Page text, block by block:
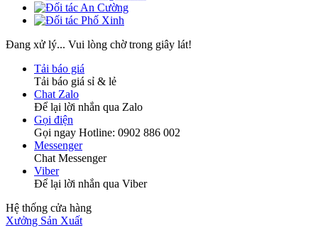
Đang xử lý... Vui lòng chờ trong giây lát!
Tải báo giá
Tải báo giá sỉ & lẻ
Chat Zalo
Để lại lời nhắn qua Zalo
Gọi điện
Gọi ngay Hotline: 0902 886 002
Messenger
Chat Messenger
Viber
Để lại lời nhắn qua Viber
Hệ thống cửa hàng
Xưởng Sản Xuất